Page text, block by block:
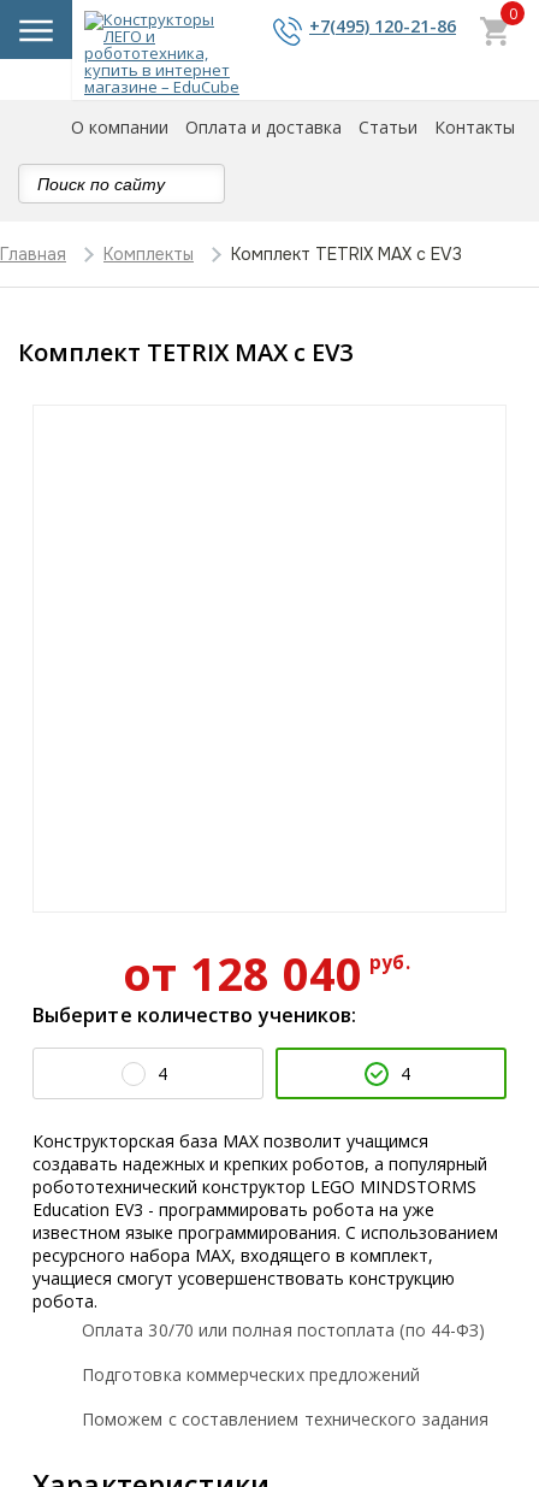
+7(495) 120-21-86
0
О компании Оплата и доставка Статьи Контакты
Главная Комплекты Комплект TETRIX MAX с EV3
Комплект TETRIX MAX с EV3
от 128 040руб.
Выберите количество учеников:
4 4
Конструкторская база MAX позволит учащимся
создавать надежных и крепких роботов, а популярный
робототехнический конструктор LEGO MINDSTORMS
Education EV3 - программировать робота на уже
известном языке программирования. С использованием
ресурсного набора MAX, входящего в комплект,
учащиеся cмогут усовершенствовать конструкцию
робота.
Оплата 30/70 или полная постоплата (по 44-ФЗ)
Подготовка коммерческих предложений
Поможем с составлением технического задания